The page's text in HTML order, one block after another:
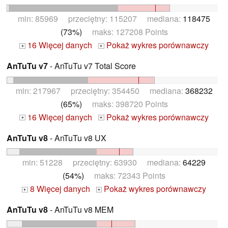
min: 85969 przeciętny: 115207 mediana: 118475
(73%) maks: 127208 Points
+ 16 Więcej danych + Pokaż wykres porównawczy
AnTuTu v7- AnTuTu v7 Total Score
min: 217967 przeciętny: 354450 mediana: 368232
(65%) maks: 398720 Points
+ 16 Więcej danych + Pokaż wykres porównawczy
AnTuTu v8- AnTuTu v8 UX
min: 51228 przeciętny: 63930 mediana: 64229
(54%) maks: 72343 Points
+ 8 Więcej danych +
Pokaż wykres porównawczy
AnTuTu v8- AnTuTu v8 MEM